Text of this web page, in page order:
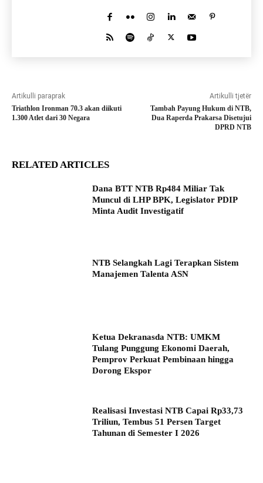
Artikulli paraprak
Triathlon Ironman 70.3 akan diikuti
1.300 Atlet dari 30 Negara
Artikulli tjetër
Tambah Payung Hukum di NTB,
Dua Raperda Prakarsa Disetujui
DPRD NTB
RELATED ARTICLES
Dana BTT NTB Rp484 Miliar Tak
Muncul di LHP BPK, Legislator PDIP
Minta Audit Investigatif
NTB Selangkah Lagi Terapkan Sistem
Manajemen Talenta ASN
Ketua Dekranasda NTB: UMKM
Tulang Punggung Ekonomi Daerah,
Pemprov Perkuat Pembinaan hingga
Dorong Ekspor
Realisasi Investasi NTB Capai Rp33,73
Triliun, Tembus 51 Persen Target
Tahunan di Semester I 2026